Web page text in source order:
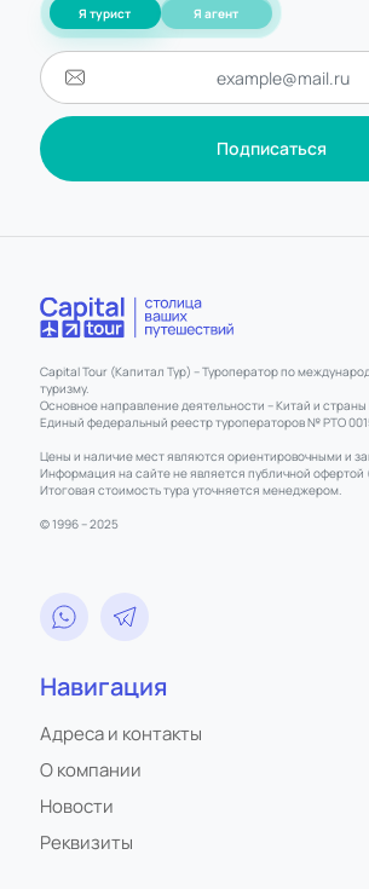
Я турист Я агент
Подписаться
Capital Tour (Капитал Тур) – Туроператор по
туризму.
Основное направление деятельности – Китай и
Единый федеральный реестр туроператоров № РТО
Цены и наличие мест являются ориентировочными и
Информация на сайте не является публичной офертой
Итоговая стоимость тура уточняется менеджером.
© 1996 – 2025
Навигация
Адреса и контакты
О компании
Новости
Реквизиты